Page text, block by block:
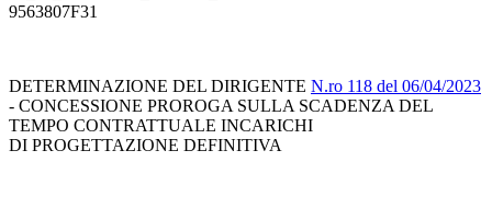
9563807F31
DETERMINAZIONE DEL DIRIGENTE N.ro 118 del 06/04/2023
- CONCESSIONE PROROGA SULLA SCADENZA DEL
TEMPO CONTRATTUALE INCARICHI
DI PROGETTAZIONE DEFINITIVA